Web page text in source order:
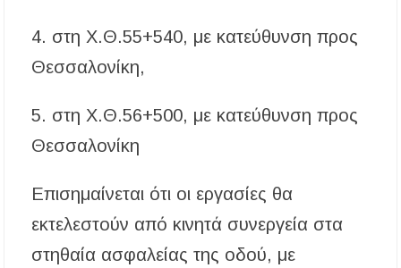
4. στη Χ.Θ.55+540, με κατεύθυνση προς
Θεσσαλονίκη,
5. στη Χ.Θ.56+500, με κατεύθυνση προς
Θεσσαλονίκη
Επισημαίνεται ότι οι εργασίες θα
εκτελεστούν από κινητά συνεργεία στα
στηθαία ασφαλείας της οδού, με